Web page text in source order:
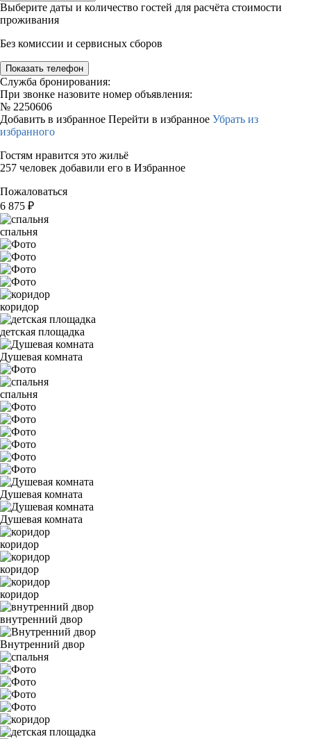
Выберите даты и количество гостей для расчёта стоимости
проживания
Без комиссии и сервисных сборов
Показать телефон
Служба бронирования:
При звонке назовите номер объявления:
№ 2250606
Добавить в избранное Перейти в избранное Убрать из
избранного
Гостям нравится это жильё
257 человек добавили его в Избранное
Пожаловаться
6 875 ₽
спальня
коридор
детская площадка
Душевая комната
спальня
Душевая комната
Душевая комната
коридор
коридор
коридор
внутренний двор
Внутренний двор